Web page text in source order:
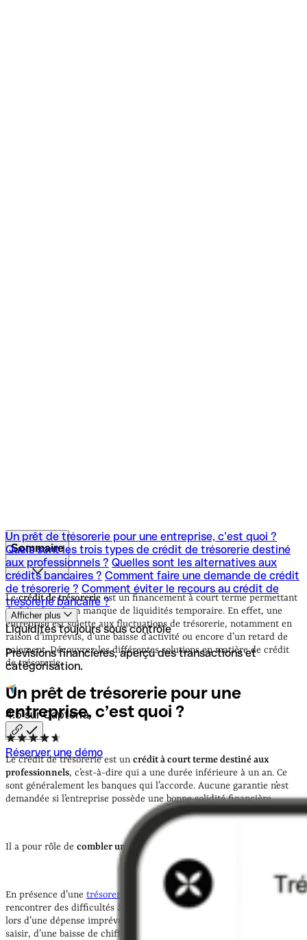
Un prêt de trésorerie pour une entreprise, c’est quoi ?
Quels sont les trois types de crédit de trésorerie destiné
aux professionnels ? Quelles sont les alternatives aux
crédits bancaires ? Comment faire une demande de crédit
de trésorerie ? Comment éviter le recours au crédit de
trésorerie bancaire ?
Afficher plus
Liquidités toujours sous contrôle
Prévisions financières, aperçu des transactions et
catégorisation.
4.5 sur Capterra
Réserver une démo
Sommaire
Un prêt de trésorerie pour une entreprise, c’est quoi ?
Quels sont les trois types de crédit de trésorerie destiné
aux professionnels ? Quelles sont les alternatives aux
crédits bancaires ? Comment faire une demande de crédit
de trésorerie ? Comment éviter le recours au crédit de
trésorerie bancaire ?
Lecrédit de trésorerie est un financement à court terme permettant
de faire face à un manque de liquidités temporaire. En effet, une
entreprise est sujette aux fluctuations de trésorerie, notamment en
raison d’imprévus, d’une baisse d’activité ou encore d’un retard de
paiement. Découvrez les différentes solutions en matière de crédit
de trésorerie.
Un prêt de trésorerie pour une
entreprise, c’est quoi ?
Le crédit de trésorerie est un crédit à court terme destiné aux
professionnels, c’est-à-dire qui a une durée inférieure à un an. Ce
sont généralement les banques qui l’accorde. Aucune garantie n’est
demandée si l’entreprise possède une bonne solidité financière.
Il a pour rôle de combler un besoin urgent de trésorerie
En présence d’une trésorerie nette
insuffisante, une société peut
rencontrer des difficultés à payer ses dépenses et ses mensualités
lors d’une dépense imprévue, d’une opportunité commerciale à
saisir, d’une baisse de chiffre d’affaires ou d’un client défaillant.